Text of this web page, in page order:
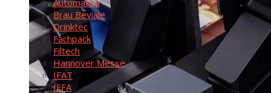
Brau Bevia­le
Drink­tec
Fach­pack
Fil­tech
Han­no­ver Messe
IFAT
IFFA